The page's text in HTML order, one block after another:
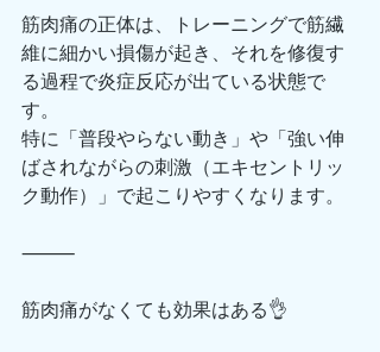
筋肉痛の正体は、トレーニングで筋繊
維に細かい損傷が起き、それを修復す
る過程で炎症反応が出ている状態で
す。
特に「普段やらない動き」や「強い伸
ばされながらの刺激（エキセントリッ
ク動作）」で起こりやすくなります。
⸻
筋肉痛がなくても効果はある👌